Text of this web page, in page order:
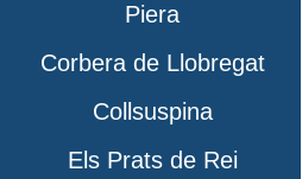
Piera
Corbera de Llobregat
Collsuspina
Els Prats de Rei